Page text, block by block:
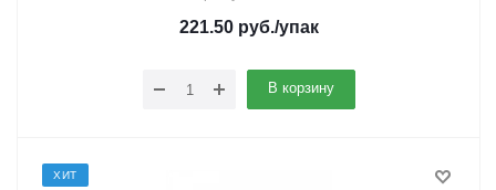
221.50 руб./упак
В корзину
ХИТ